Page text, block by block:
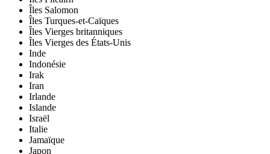
Îles Salomon
Îles Turques-et-Caïques
Îles Vierges britanniques
Îles Vierges des États-Unis
Inde
Indonésie
Irak
Iran
Irlande
Islande
Israël
Italie
Jamaïque
Japon